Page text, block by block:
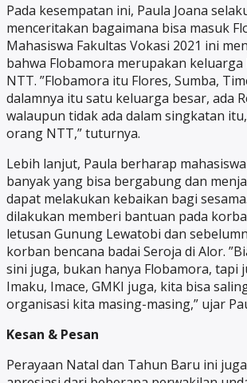
Pada kesempatan ini, Paula Joana
menceritakan bagaimana bisa masuk
Mahasiswa Fakultas Vokasi 2021 ini
bahwa Flobamora merupakan keluarga
NTT. ”Flobamora itu Flores, Sumba,
dalamnya itu satu keluarga besar, ada
walaupun tidak ada dalam singkatan
orang NTT,” tuturnya.
Lebih lanjut, Paula berharap
banyak yang bisa bergabung dan
dapat melakukan kebaikan bagi
dilakukan memberi bantuan pada
letusan Gunung Lewatobi dan
korban bencana badai Seroja di Alor.
sini juga, bukan hanya Flobamora, tapi
Imaku, Imace, GMKI juga, kita bisa
organisasi kita masing-masing,” ujar
Kesan & Pesan
Perayaan Natal dan Tahun Baru ini